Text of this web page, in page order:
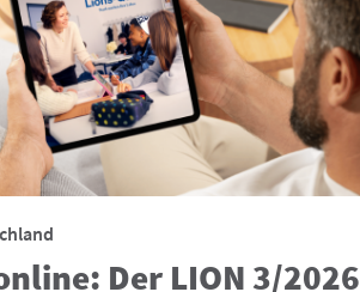
Der LION 3/2026